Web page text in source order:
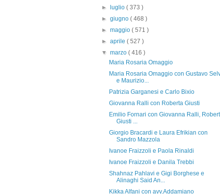
►
luglio( 373 )
►giugno( 468 )
►maggio( 571 )
►aprile( 527 )
▼marzo( 416 )
Maria Rosaria Omaggio
Maria Rosaria Omaggio con Gustavo
e Maurizio...
Patrizia Garganesi e Carlo Bixio
Giovanna Ralli con Roberta Giusti
Emilio Fornari con Giovanna Ralli,
Giusti ...
Giorgio Bracardi e Laura Efrikian con
Sandro Mazzola
Ivanoe Fraizzoli e Paola Rinaldi
Ivanoe Fraizzoli e Danila Trebbi
Shahnaz Pahlavi e Gigi Borghese e
Alinaghi Said An...
Kikka Alfani con avv.Addamiano